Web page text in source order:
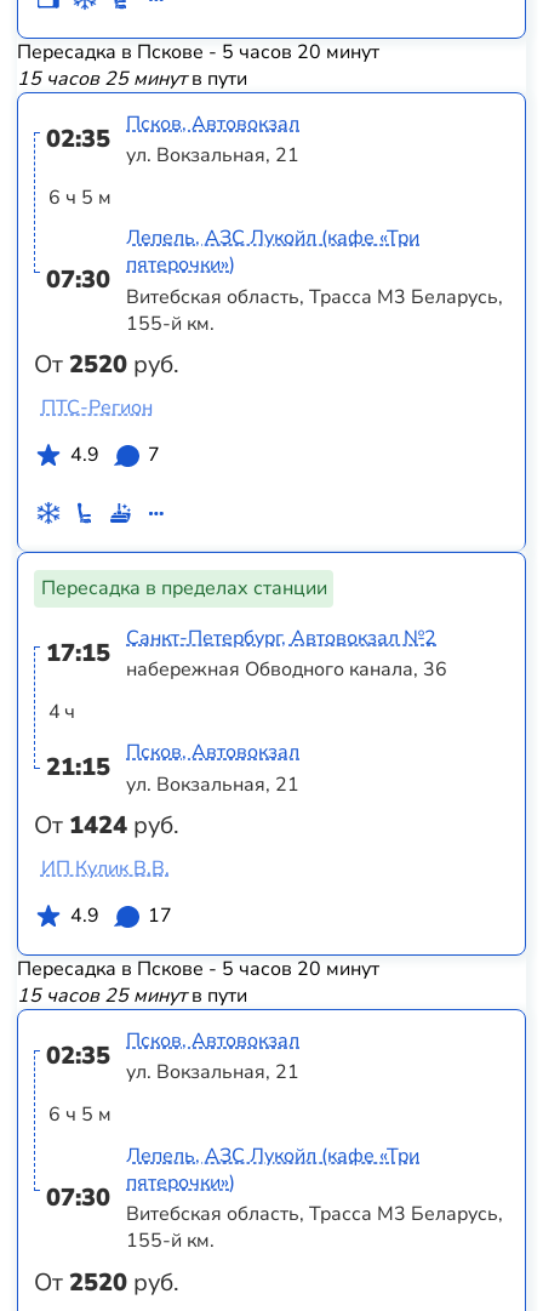
Пересадка в Пскове - 5 часов 20 минут
15 часов 25 минутв пути
02:35
6 ч 5 м
07:30
От2520 руб.
Псков, Автовокзал
ул. Вокзальная, 21
Лепель, АЗС Лукойл (кафе «Три
пятерочки»)
Витебская область, Трасса M3 Беларусь,
155-й км.
ПТС-Регион
4.9
7
Пересадка в пределах станции
17:15
4 ч
21:15
От 1424 руб.
Санкт-Петербург, Автовокзал №2
набережная Обводного канала, 36
Псков, Автовокзал
ул. Вокзальная, 21
ИП Кулик В.В.
4.9
17
Пересадка в Пскове - 5 часов 20 минут
15 часов 25 минутв пути
02:35
6 ч 5 м
07:30
От2520 руб.
Псков, Автовокзал
ул. Вокзальная, 21
Лепель, АЗС Лукойл (кафе «Три
пятерочки»)
Витебская область, Трасса M3 Беларусь,
155-й км.